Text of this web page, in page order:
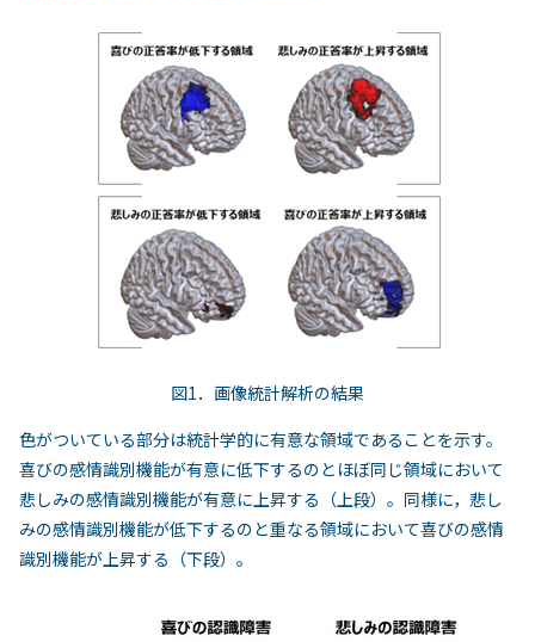
図1．画像統計解析の結果
色がついている部分は統計学的に有意な領域であることを示す。
喜びの感情識別機能が有意に低下するのとほぼ同じ領域において
悲しみの感情識別機能が有意に上昇する（上段）。同様に，悲し
みの感情識別機能が低下するのと重なる領域において喜びの感情
識別機能が上昇する（下段）。